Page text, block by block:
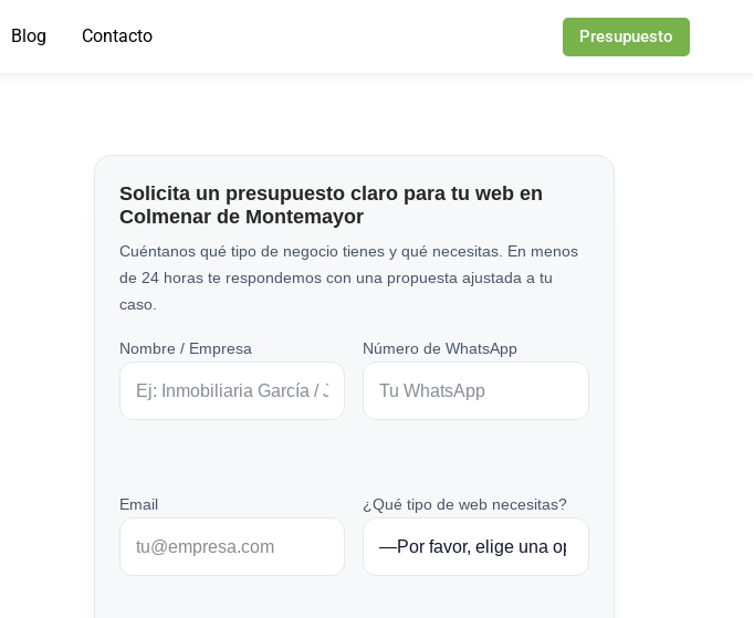
Blog Contacto Presupuesto
Solicita un presupuesto claro para tu web en
Colmenar de Montemayor
Cuéntanos qué tipo de negocio tienes y qué necesitas. En menos
de 24 horas te respondemos con una propuesta ajustada a tu
caso.
Nombre / Empresa Número de WhatsApp
Email ¿Qué tipo de web necesitas?